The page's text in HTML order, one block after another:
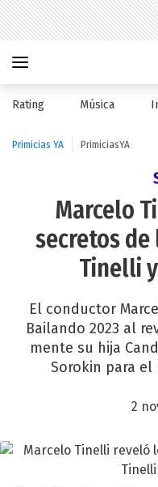
Rating Música
Primicias YA PrimiciasYA
Marcelo
secretos de
Tinelli
El conductor
Bailando 2023 al
mente su hija
Sorokin para el
2